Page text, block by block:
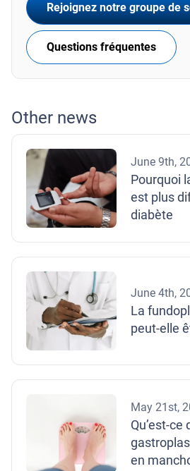
Rejoignez notre groupe de
Questions fréquentes
Other news
June 9th,
Pourquoi
est plus
diabète
June 4th,
La
peut-elle
May 21st,
Qu’est-ce
en